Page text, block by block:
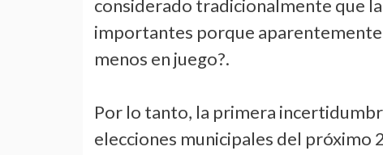
considerado tradicionalmente que
importantes porque aparentemente
menos en juego?.
Por lo tanto, la primera
elecciones municipales del próximo